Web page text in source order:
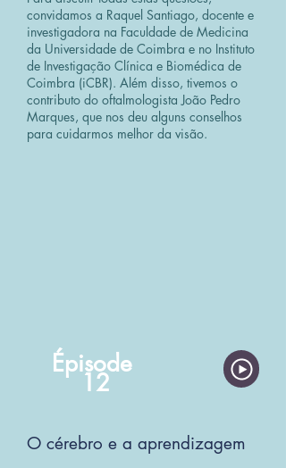
convidamos a Raquel Santiago, docente e
investigadora na Faculdade de Medicina
da Universidade de Coimbra e no Instituto
de Investigação Clínica e Biomédica de
Coimbra (iCBR). Além disso, tivemos o
contributo do oftalmologista João Pedro
Marques, que nos deu alguns conselhos
para cuidarmos melhor da visão.
O cérebro e a aprendizagem
Épisode
12